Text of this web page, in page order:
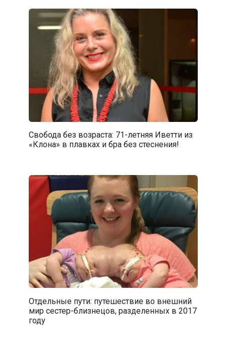
Свобода без возраста: 71-летняя Иветти из
«Клона» в плавках и бра без стеснения!
Отдельные пути: путешествие во внешний
мир сестер-близнецов, разделенных в 2017
году